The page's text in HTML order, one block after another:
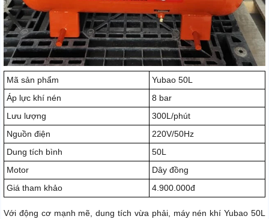
Mã sản phẩm
Yubao 50L
Áp lực khí nén
8 bar
Lưu lượng
300L/phút
Nguồn điện
220V/50Hz
Dung tích bình
50L
Motor
Dây đồng
Giá tham khảo
4.900.000đ
Với động cơ mạnh mẽ, dung tích vừa phải, máy nén khí Yubao 50L